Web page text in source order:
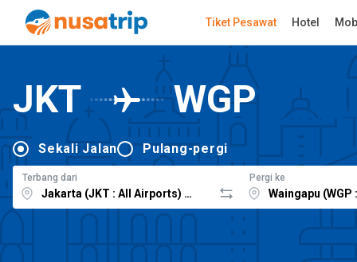
Tiket Pesawat Hotel
JKT WGP
Sekali Jalan Pulang-pergi
Terbang dari Pergi ke